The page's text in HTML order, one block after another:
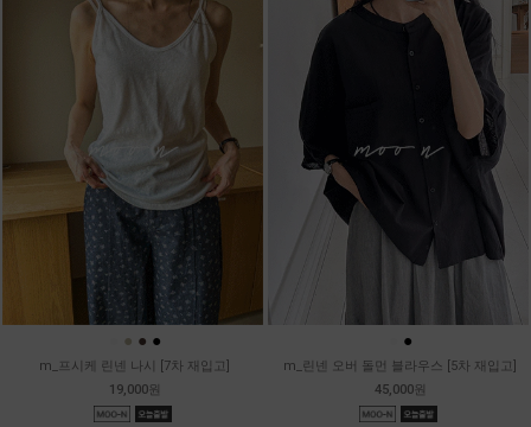
● ● ●
m_프시케 린넨 나시 [7차 재입고]
19,000원
●
m_린넨 오버 돌먼 블라우스 [5차 재입고]
45,000원